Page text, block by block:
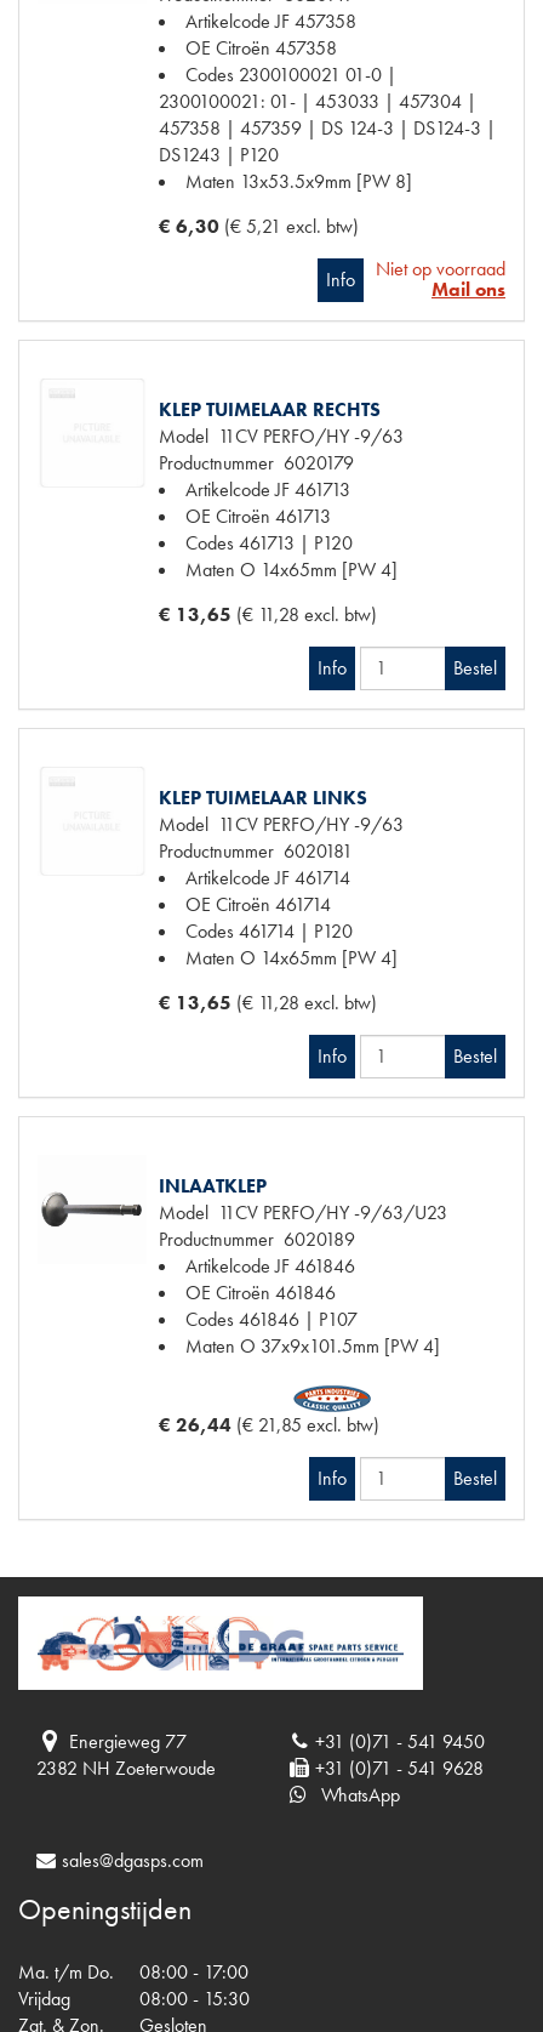
Artikelcode JF457358
OE Citroën 457358
Codes 2300100021 01-0 |
2300100021: 01- | 453033 | 457304 |
457358 | 457359 | DS 124-3 | DS124-3 |
DS1243 | P120
Maten 13x53.5x9mm [PW 8]
€ 6,30 (€ 5,21 excl. btw)
Info
Niet op voorraad
Mail ons
KLEP TUIMELAAR RECHTS
Model 11CV PERFO/HY -9/63
Productnummer 6020179
Artikelcode JF461713
OE Citroën 461713
Codes461713 | P120
Maten O 14x65mm [PW 4]
€ 13,65 (€ 11,28 excl. btw)
Info Bestel
KLEP TUIMELAAR LINKS
Model 11CV PERFO/HY -9/63
Productnummer 6020181
Artikelcode JF461714
OE Citroën 461714
Codes461714 | P120
Maten O 14x65mm [PW 4]
€ 13,65 (€ 11,28 excl. btw)
Info Bestel
INLAATKLEP
Model 11CV PERFO/HY -9/63/U23
Productnummer 6020189
Artikelcode JF461846
OE Citroën 461846
Codes461846 | P107
Maten O 37x9x101.5mm [PW 4]
€ 26,44 (€ 21,85 excl. btw)
Info Bestel
Energieweg 77
2382 NH Zoeterwoude
+31 (0)71 - 541 9450
+31 (0)71 - 541 9628
WhatsApp
sales@dgasps.com
Openingstijden
Ma. t/m Do.
08:00 - 17:00
Vrijdag
08:00 - 15:30
Zat. & Zon.
Gesloten